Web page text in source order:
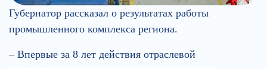
Губернатор рассказал о результатах работы
промышленного комплекса региона.
– Впервые за 8 лет действия отраслевой